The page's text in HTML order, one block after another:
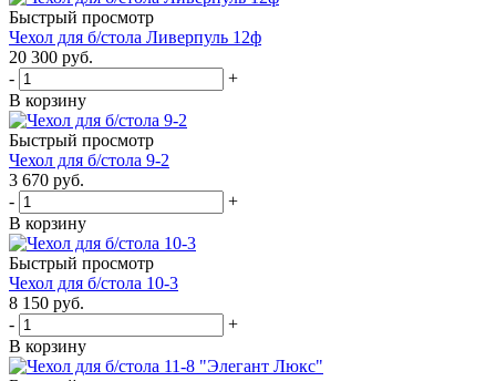
Быстрый просмотр
Чехол для б/стола Ливерпуль 12ф
20 300 руб.
-
+
В корзину
Быстрый просмотр
Чехол для б/стола 9-2
3 670 руб.
-
+
В корзину
Быстрый просмотр
Чехол для б/стола 10-3
8 150 руб.
-
+
В корзину